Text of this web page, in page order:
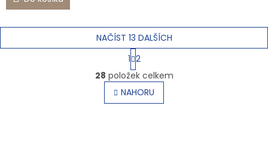
O
v
l
á
NAČÍST 13 DALŠÍCH
S
t
r
á
n
k
1 2
28 položek celkem
NAHORU